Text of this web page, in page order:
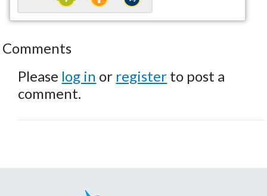
Comments
Please log in or register to post a
comment.